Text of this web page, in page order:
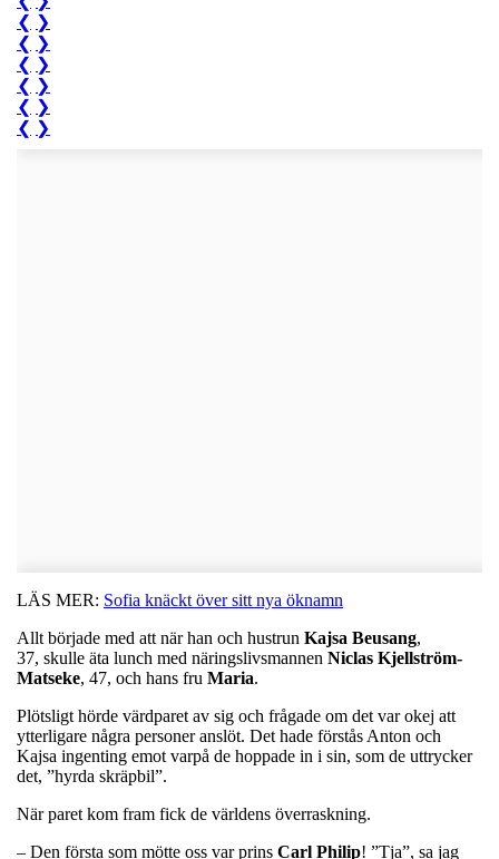
❮ ❯
❮ ❯
❮ ❯
❮ ❯
❮ ❯
❮ ❯
LÄS MER: Sofia knäckt över sitt nya öknamn
Allt började med att när han och hustrun Kajsa Beusang,
37, skulle äta lunch med näringslivsmannen Niclas Kjellström-
Matseke, 47, och hans fru Maria.
Plötsligt hörde värdparet av sig och frågade om det var okej att
ytterligare några personer anslöt. Det hade förstås Anton och
Kajsa ingenting emot varpå de hoppade in i sin, som de uttrycker
det, ”hyrda skräpbil”.
När paret kom fram fick de världens överraskning.
– Den första som mötte oss var prins Carl Philip! ”Tja”, sa jag